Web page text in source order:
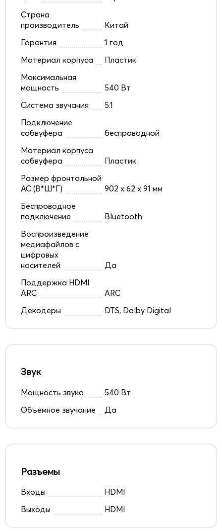
Страна
производитель
Китай
Гарантия
1 год
Материал корпуса
Пластик
Максимальная
мощность
540 Вт
Cистема звучания
5.1
Подключение
сабвуфера
беспроводной
Материал корпуса
сабвуфера
Пластик
Размер фронтальной
АС (В*Ш*Г)
902 х 62 х 91 мм
Беспроводное
подключение
Bluetooth
Воспроизведение
медиафайлов с
цифровых
носителей
Да
Поддержка HDMI
ARC
ARC
Декодеры
DTS, Dolby Digital
Звук
Мощность звука
540 Вт
Объемное звучание
Да
Разъемы
Входы
HDMI
Выходы
HDMI